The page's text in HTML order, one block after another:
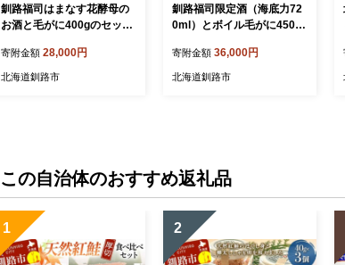
釧路福司はまなす花酵母の
お酒と毛がに400gのセット
344
寄附金額 28,000円
北海道釧路市
釧路福司限定酒（海底力72
0ml）とボイル毛がに450g
蟹 酒 F4F-0535
寄附金額 36,000円
北海道釧路市
この自治体のおすすめ返礼品
1 2